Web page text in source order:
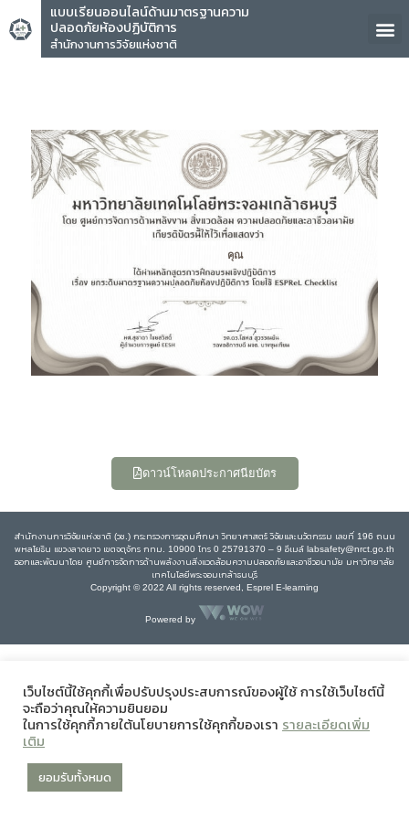
แบบเรียนออนไลน์ด้านมาตรฐานความ
ปลอดภัยห้องปฏิบัติการ
สำนักงานการวิจัยแห่งชาติ
คุณ
ดาวน์โหลดประกาศนียบัตร
สำนักงานการวิจัยแห่งชาติ (วช.) กระทรวงการอุดมศึกษา วิทยาศาสตร์ วิจัยและนวัตกรรม เลขที่ 196 ถนน
พหลโยธิน แขวงลาดยาว เขตจตุจักร กทม. 10900 โทร 0 25791370 – 9 อีเมล์ labsafety@nrct.go.th
ออกและพัฒนาโดย ศูนย์การจัดการด้านพลังงานสิ่งแวดล้อมความปลอดภัยและอาชีวอนามัย มหาวิทยาลัย
เทคโนโลยีพระจอมเกล้าธนบุรี
Copyright © 2022 All rights reserved, Esprel E-learning
Powered by
เว็บไซต์นี้ใช้คุกกี้เพื่อปรับปรุงประสบการณ์ของผู้ใช้ การใช้เว็บไซต์นี้
จะถือว่าคุณให้ความยินยอม
ในการใช้คุกกี้ภายใต้นโยบายการใช้คุกกี้ของเรา รายละเอียดเพิ่ม
เติม
ยอมรับทั้งหมด